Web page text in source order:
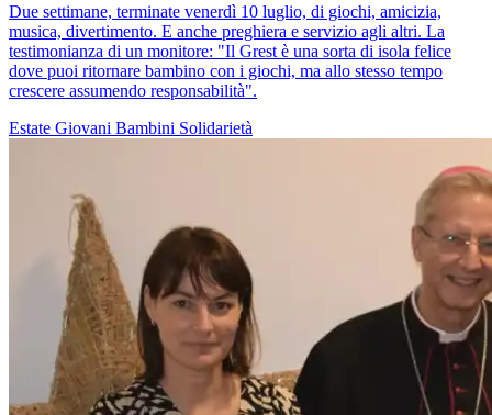
Due settimane, terminate venerdì 10 luglio, di giochi, amicizia,
musica, divertimento. E anche preghiera e servizio agli altri. La
testimonianza di un monitore: "Il Grest è una sorta di isola felice
dove puoi ritornare bambino con i giochi, ma allo stesso tempo
crescere assumendo responsabilità".
Estate Giovani Bambini Solidarietà